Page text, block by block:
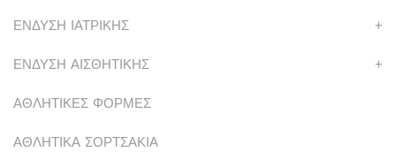
ΕΝΔΥΣΗ ΙΑΤΡΙΚΗΣ +
ΕΝΔΥΣΗ ΑΙΣΘΗΤΙΚΗΣ +
ΑΘΛΗΤΙΚΕΣ ΦΟΡΜΕΣ
ΑΘΛΗΤΙΚΑ ΣΟΡΤΣΑΚΙΑ